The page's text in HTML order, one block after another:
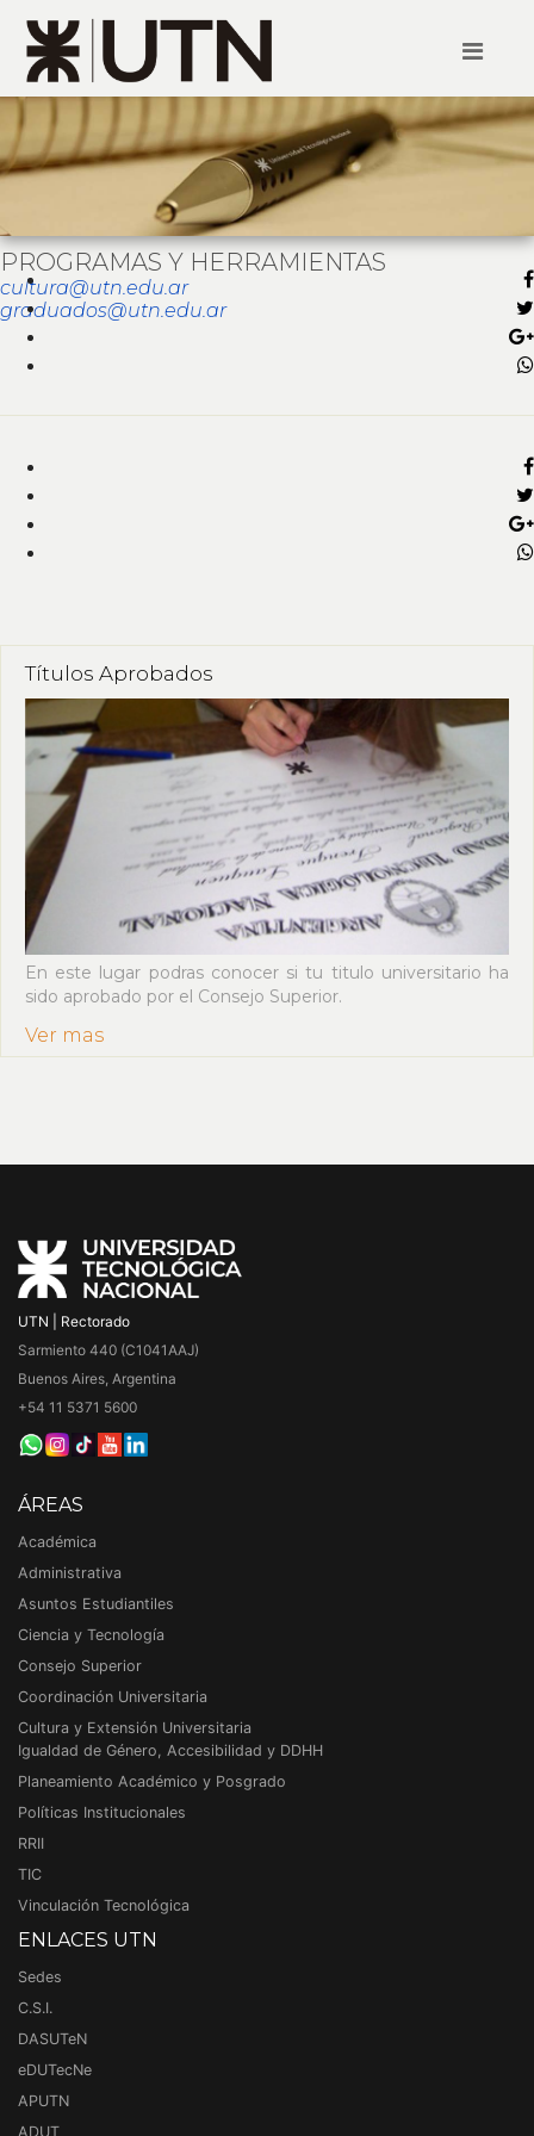
PROGRAMAS Y HERRAMIENTAS
cultura@utn.edu.ar
graduados@utn.edu.ar
Títulos Aprobados
En este lugar podras conocer si tu titulo universitario ha
sido aprobado por el Consejo Superior.
Ver mas
UTN | Rectorado
Sarmiento 440 (C1041AAJ)
Buenos Aires, Argentina
+54 11 5371 5600
ÁREAS
Académica
Administrativa
Asuntos Estudiantiles
Ciencia y Tecnología
Consejo Superior
Coordinación Universitaria
Cultura y Extensión Universitaria
Igualdad de Género, Accesibilidad y DDHH
Planeamiento Académico y Posgrado
Políticas Institucionales
RRII
TIC
Vinculación Tecnológica
ENLACES UTN
Sedes
C.S.I.
DASUTeN
eDUTecNe
APUTN
ADUT